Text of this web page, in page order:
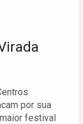
por sua
festival